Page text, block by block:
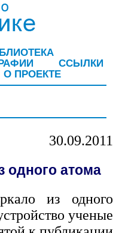
ССЫЛКИ
О ПРОЕКТЕ
30.09.2011
одного атома
из одного
ученые